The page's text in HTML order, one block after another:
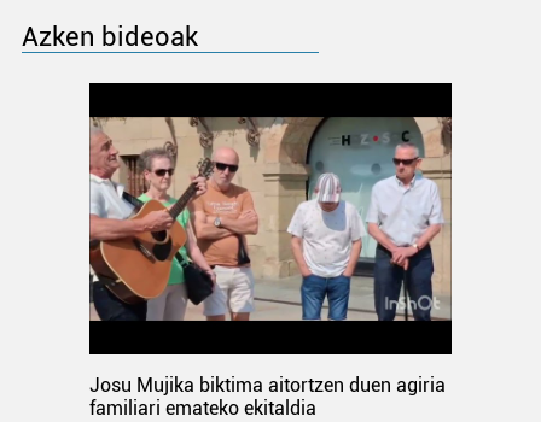
Azken bideoak
Josu Mujika biktima aitortzen duen agiria
familiari emateko ekitaldia